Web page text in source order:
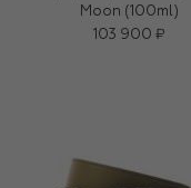
Moon (100ml)
103 900 ₽